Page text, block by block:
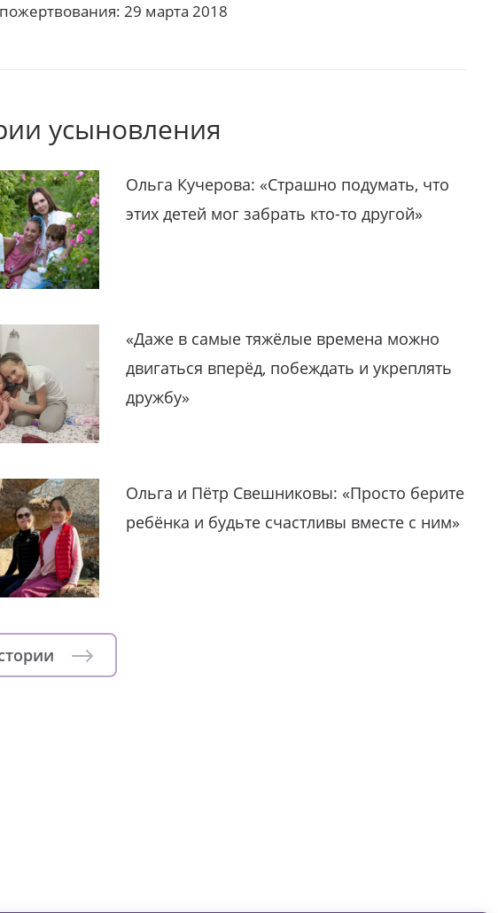
29 марта 2018
усыновления
Ольга Кучерова: «Страшно подумать, что
этих детей мог забрать кто-то другой»
«Даже в самые тяжёлые времена можно
двигаться вперёд, побеждать и укреплять
дружбу»
Ольга и Пётр Свешниковы: «Просто берите
ребёнка и будьте счастливы вместе с ним»